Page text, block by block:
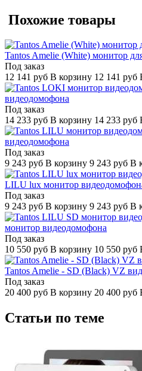
Похожие товары
Tantos Amelie (White) монитор
Под заказ
12 141 руб В корзину 12 141 руб
видеодомофона
Под заказ
14 233 руб В корзину 14 233 руб
видеодомофона
Под заказ
9 243 руб В корзину 9 243 руб В
LILU lux монитор
Под заказ
9 243 руб В корзину 9 243 руб В
монитор видеодомофона
Под заказ
10 550 руб В корзину 10 550 руб
Tantos Amelie - SD (Black) VZ
Под заказ
20 400 руб В корзину 20 400 руб
Статьи по теме